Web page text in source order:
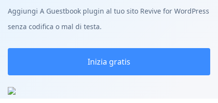
Aggiungi A Guestbook plugin al tuo sito Revive for WordPress
senza codifica o mal di testa.
Inizia gratis